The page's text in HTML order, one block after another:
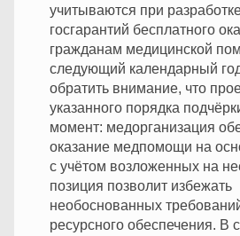
учитываются при
госгарантий бесплатного
гражданам медицинской
следующий календарный
обратить внимание, что
указанного порядка
момент: медорганизация
оказание медпомощи на
с учётом возложенных на
позиция позволит избежать
необоснованных
ресурсного обеспечения. В